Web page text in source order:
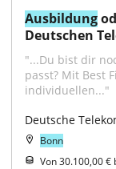
Ausbildung
Deutschen
"...Du bist dir
passt? Mit Best
individuellen..."
Deutsche
Bonn
Von 30.100,00 €